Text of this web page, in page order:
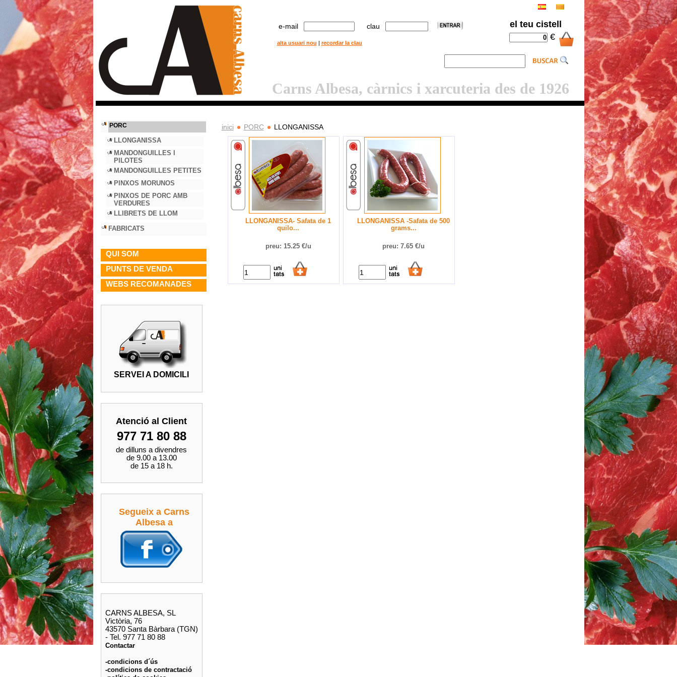
e-mail clau
alta usuari nou | recordar la clau
el teu cistell
€
Carns Albesa, càrnics i xarcuteria des de 1926
inici PORC LLONGANISSA
LLONGANISSA- Safata de 1
quilo...
preu: 15.25 €/u
LLONGANISSA -Safata de 500
grams...
preu: 7.65 €/u
PORC
LLONGANISSA
MANDONGUILLES I
PILOTES
MANDONGUILLES PETITES
PINXOS MORUNOS
PINXOS DE PORC AMB
VERDURES
LLIBRETS DE LLOM
FABRICATS
QUI SOM
PUNTS DE VENDA
WEBS RECOMANADES
SERVEI A DOMICILI
Atenció al Client
977 71 80 88
de dilluns a divendres
de 9.00 a 13.00
de 15 a 18 h.
Segueix a Carns
Albesa a
CARNS ALBESA, SL
Victòria, 76
43570 Santa Bàrbara (TGN)
- Tel. 977 71 80 88
Contactar
-condicions d´ús
-condicions de contractació